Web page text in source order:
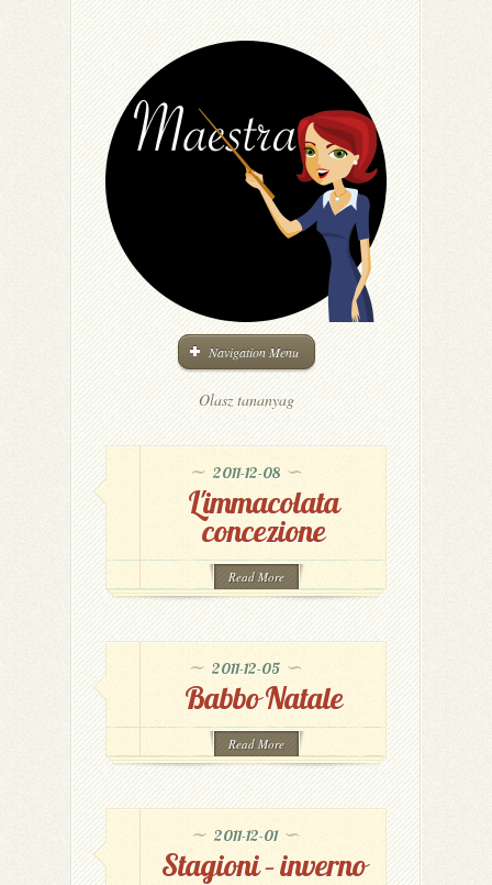
Navigation Menu
Olasz tananyag
2011-12-08
L'immacolata
concezione
Read More
2011-12-05
Babbo Natale
Read More
2011-12-01
Stagioni – inverno